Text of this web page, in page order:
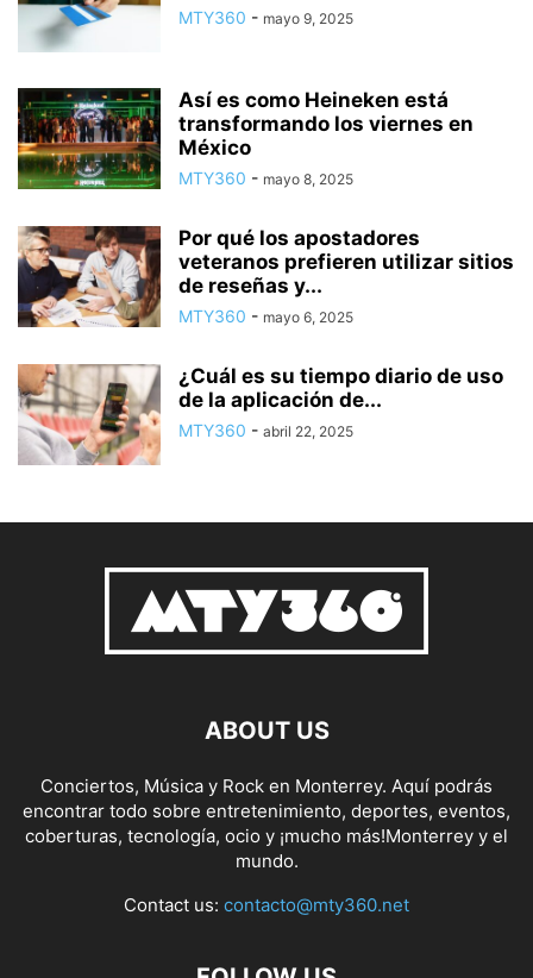
MTY360 - mayo 9, 2025
Así es como Heineken está
transformando los viernes en
México
MTY360 - mayo 8, 2025
Por qué los apostadores
veteranos prefieren utilizar sitios
de reseñas y...
MTY360 - mayo 6, 2025
¿Cuál es su tiempo diario de uso
de la aplicación de...
MTY360 - abril 22, 2025
ABOUT US
Conciertos, Música y Rock en Monterrey. Aquí podrás
encontrar todo sobre entretenimiento, deportes, eventos,
coberturas, tecnología, ocio y ¡mucho más!Monterrey y el
mundo.
Contact us: contacto@mty360.net